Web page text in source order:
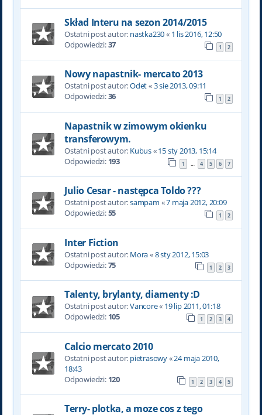
Skład Interu na sezon 2014/2015
Ostatni post autor: nastka230« 1 lis 2016, 12:50
Odpowiedzi:37 1 2
Nowy napastnik- mercato 2013
Ostatni post autor:Odet«3 sie 2013, 09:11
Odpowiedzi:36 1 2
Napastnik w zimowym okienku
transferowym.
Ostatni post autor: Kubus«15 sty 2013, 15:14
Odpowiedzi: 193 1 … 4 5 6 7
Julio Cesar - następca Toldo ???
Ostatni post autor:sampam «7 maja 2012, 20:09
Odpowiedzi:55 1 2
Inter Fiction
Ostatni post autor: Mora«8 sty 2012, 15:03
Odpowiedzi:75 1 2 3
Talenty, brylanty, diamenty :D
Ostatni post autor:Vancore« 19 lip 2011, 01:18
Odpowiedzi: 105 1 2 3 4
Calcio mercato 2010
Ostatni post autor: pietrasowy«24 maja 2010,
18:43
Odpowiedzi: 120 1 2 3 4 5
Terry- plotka, a moze cos z tego